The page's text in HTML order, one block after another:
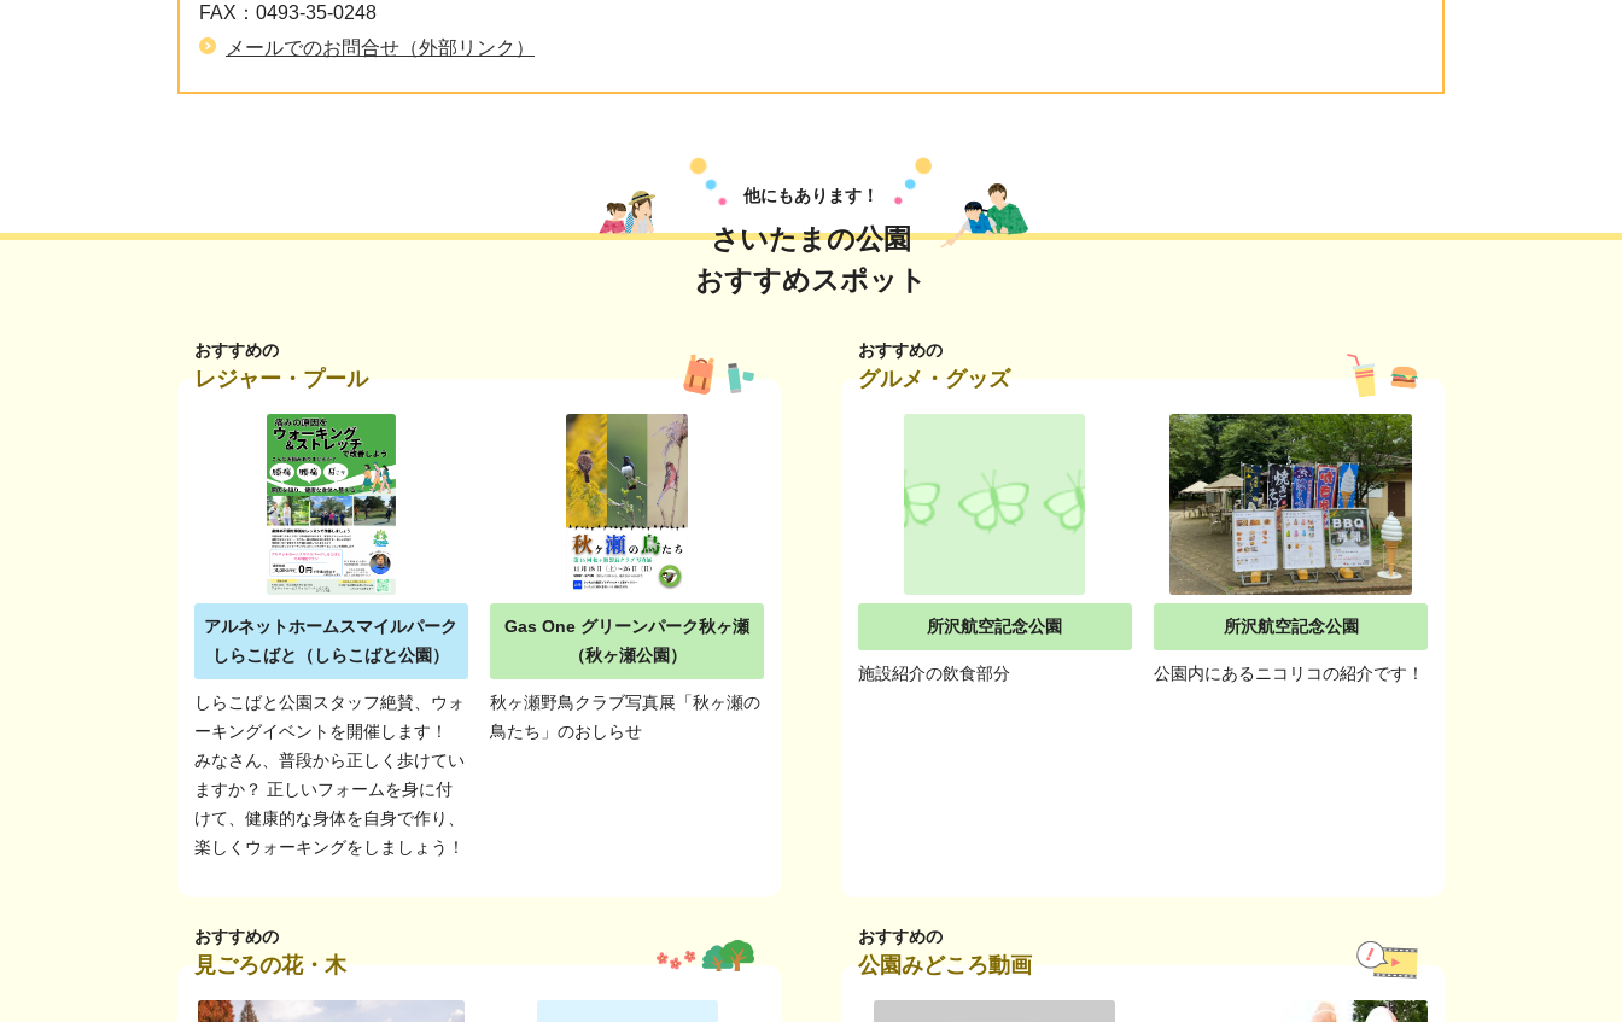
FAX： 0493-35-0248
メールでのお問合せ（外部リンク）
他にもあります！
さいたまの公園
おすすめスポット
おすすめの
レジャー・プール
アルネットホームスマイルパーク
しらこばと（しらこばと公園）
しらこばと公園スタッフ絶賛、ウォ
ーキングイベントを開催します！
みなさん、普段から正しく歩けてい
ますか？ 正しいフォームを身に付
けて、健康的な身体を自身で作り、
楽しくウォーキングをしましょう！
Gas One グリーンパーク秋ヶ瀬
（秋ヶ瀬公園）
秋ヶ瀬野鳥クラブ写真展「秋ヶ瀬の
鳥たち」のおしらせ
おすすめの
グルメ・グッズ
所沢航空記念公園
施設紹介の飲食部分
所沢航空記念公園
公園内にあるニコリコの紹介です！
おすすめの
見ごろの花・木
おすすめの
公園みどころ動画